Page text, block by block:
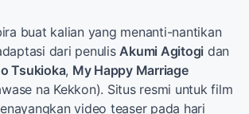
buat kalian yang menanti-nantikan
dari penulis Akumi Agitogi dan
Tsukioka, My Happy Marriage
na Kekkon). Situs resmi untuk film
video teaser pada hari